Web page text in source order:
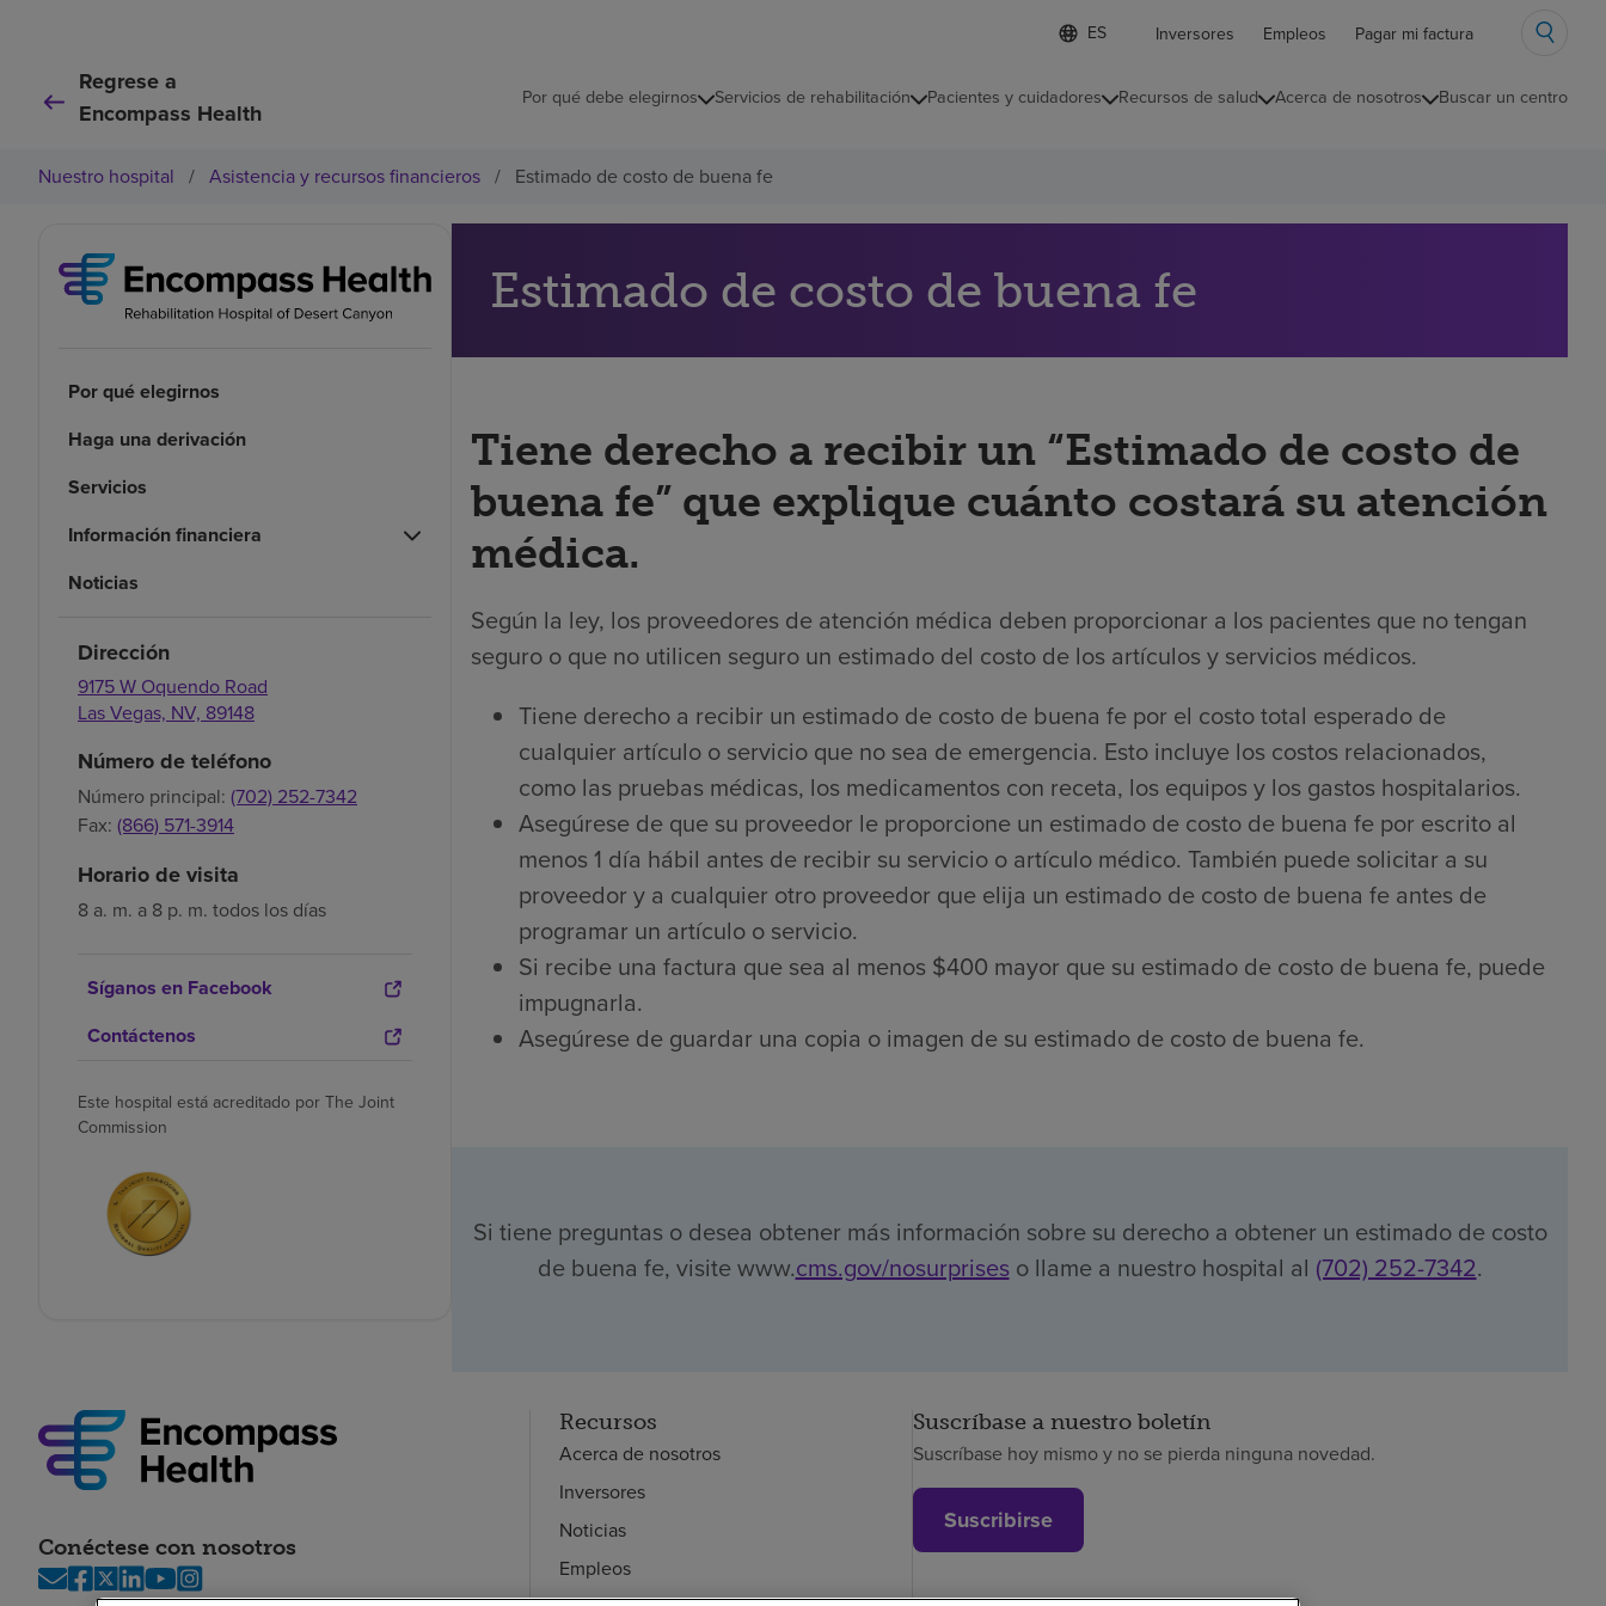
Lista
de
contraída
d
o
e
i
a
Inversores Empleos Pagar mi factura
Regrese a
Encompass Health
Por qué debe elegirnos Servicios de rehabilitación Pacientes y cuidadores Recursos de salud Acerca de nosotros Buscar un centro
Nuestro hospital / Asistencia y recursos financieros / Estimado de costo de buena fe
Por qué elegirnos
Haga una derivación
Servicios
Información financiera
Noticias
Dirección
9175 W Oquendo Road
Las Vegas, NV, 89148
Número de teléfono
Número principal: (702) 252-7342
Fax: (866) 571-3914
Horario de visita
8 a. m. a 8 p. m. todos los días
Síganos en Facebook
Contáctenos
Este hospital está acreditado por The Joint
Commission
Estimado de costo de buena fe
Tiene derecho a recibir un “Estimado de costo de
buena fe” que explique cuánto costará su atención
médica.
Según la ley, los proveedores de atención médica deben proporcionar a los pacientes que no tengan
seguro o que no utilicen seguro un estimado del costo de los artículos y servicios médicos.
Tiene derecho a recibir un estimado de costo de buena fe por el costo total esperado de
cualquier artículo o servicio que no sea de emergencia. Esto incluye los costos relacionados,
como las pruebas médicas, los medicamentos con receta, los equipos y los gastos hospitalarios.
Asegúrese de que su proveedor le proporcione un estimado de costo de buena fe por escrito al
menos 1 día hábil antes de recibir su servicio o artículo médico. También puede solicitar a su
proveedor y a cualquier otro proveedor que elija un estimado de costo de buena fe antes de
programar un artículo o servicio.
Si recibe una factura que sea al menos $400 mayor que su estimado de costo de buena fe, puede
impugnarla.
Asegúrese de guardar una copia o imagen de su estimado de costo de buena fe.
Si tiene preguntas o desea obtener más información sobre su derecho a obtener un estimado de costo
de buena fe, visite www.cms.gov/nosurpriseso llame a nuestro hospital al (702) 252-7342.
Conéctese con nosotros
Recursos
Acerca de nosotros
Inversores
Noticias
Empleos
Suscríbase a nuestro boletín
Suscríbase hoy mismo y no se pierda ninguna novedad.
Suscribirse